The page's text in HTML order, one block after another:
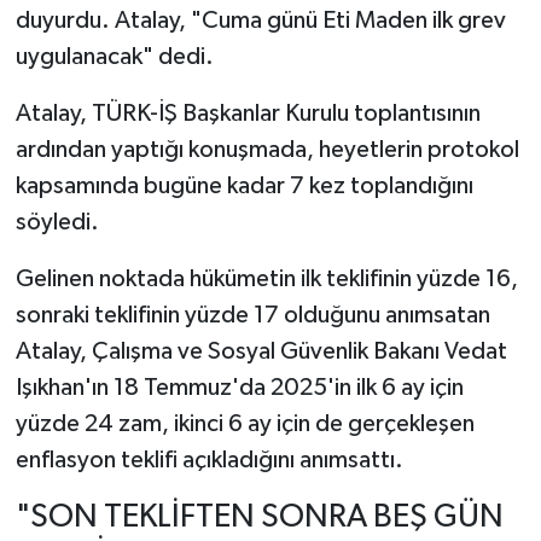
duyurdu. Atalay, "Cuma günü Eti Maden ilk grev
uygulanacak" dedi.
Atalay, TÜRK-İŞ Başkanlar Kurulu toplantısının
ardından yaptığı konuşmada, heyetlerin protokol
kapsamında bugüne kadar 7 kez toplandığını
söyledi.
Gelinen noktada hükümetin ilk teklifinin yüzde 16,
sonraki teklifinin yüzde 17 olduğunu anımsatan
Atalay, Çalışma ve Sosyal Güvenlik Bakanı Vedat
Işıkhan'ın 18 Temmuz'da 2025'in ilk 6 ay için
yüzde 24 zam, ikinci 6 ay için de gerçekleşen
enflasyon teklifi açıkladığını anımsattı.
"SON TEKLİFTEN SONRA BEŞ GÜN